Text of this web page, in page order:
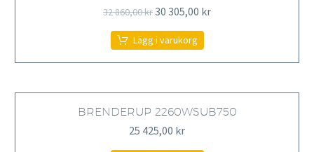
32 860,00krDet
ursprungliga
priset
var:
30 305,00 krDet
är:
Lägg i varukorg
BRENDERUP 2260WSUB750
25 425,00 kr